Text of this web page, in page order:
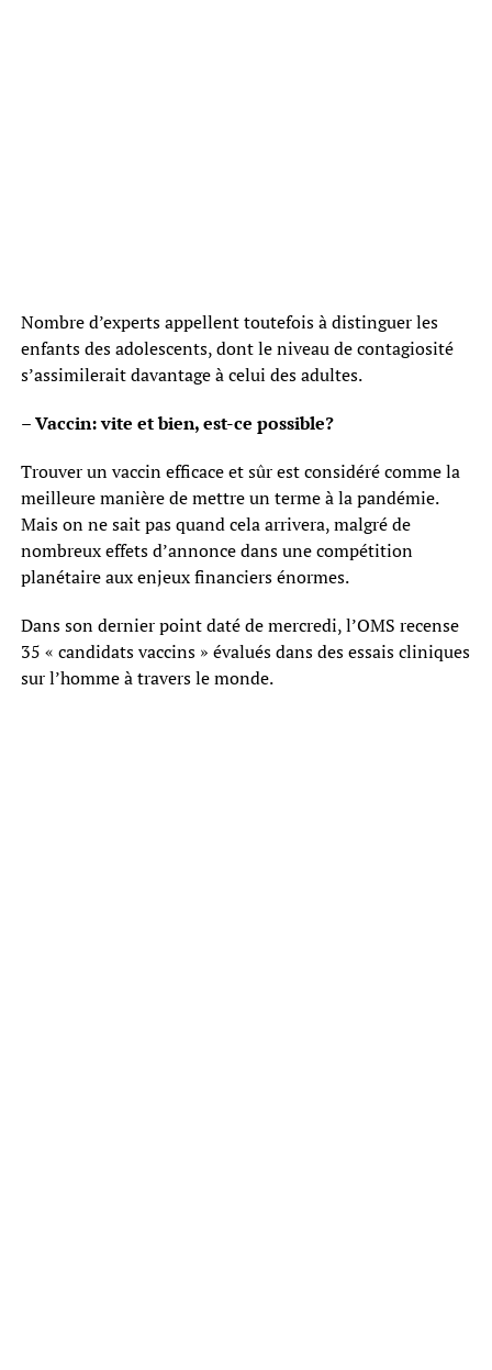
Nombre d’experts appellent toutefois à distinguer les
enfants des adolescents, dont le niveau de contagiosité
s’assimilerait davantage à celui des adultes.
– Vaccin: vite et bien, est-ce possible?
Trouver un vaccin efficace et sûr est considéré comme la
meilleure manière de mettre un terme à la pandémie.
Mais on ne sait pas quand cela arrivera, malgré de
nombreux effets d’annonce dans une compétition
planétaire aux enjeux financiers énormes.
Dans son dernier point daté de mercredi, l’OMS recense
35 « candidats vaccins » évalués dans des essais cliniques
sur l’homme à travers le monde.